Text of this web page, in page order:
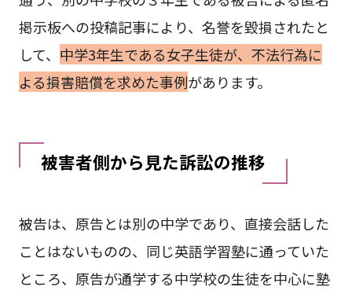
掲示板への投稿記事により、名誉を毀損されたと
して、 中学3年生である女子生徒が、不法行為に
よる損害賠償を求めた事例があります。
被害者側から見た訴訟の推移
被告は、原告とは別の中学であり、直接会話した
ことはないものの、同じ英語学習塾に通っていた
ところ、原告が通学する中学校の生徒を中心に塾